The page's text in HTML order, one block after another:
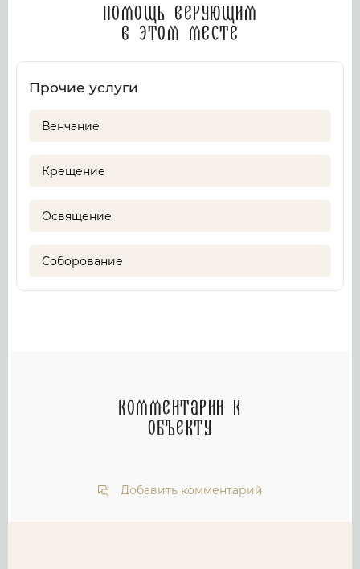
Помощь верующим
в этом месте
Прочие услуги
Венчание
Крещение
Освящение
Соборование
Комментарии к
объекту
Добавить комментарий